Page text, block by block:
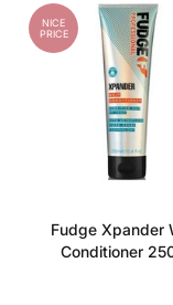
NICE
PRICE
Fudge Xpander
Conditioner